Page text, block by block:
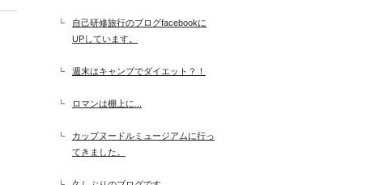
自己研修旅行のブログfacebookに
UPしています。
週末はキャンプでダイエット？！
ロマンは棚上に...
カップヌードルミュージアムに行っ
てきました。